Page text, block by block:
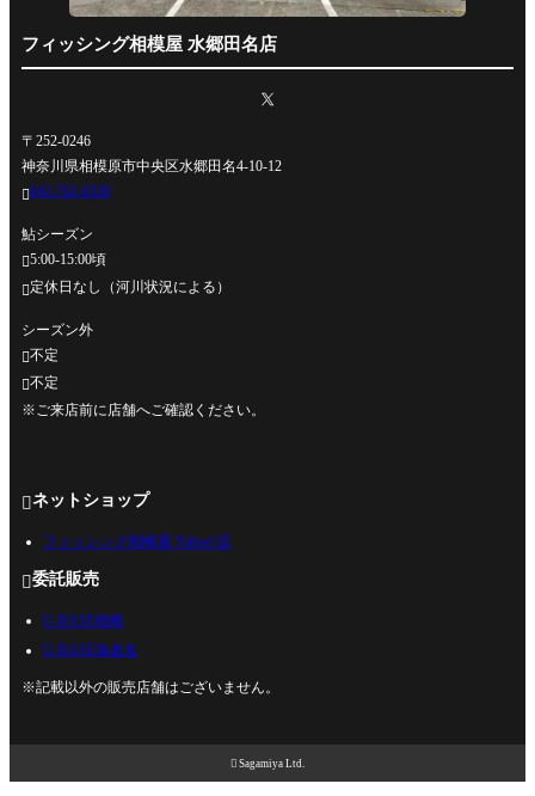
フィッシング相模屋 水郷田名店
〒252-0246
神奈川県相模原市中央区水郷田名4-10-12
042-762-0330
鮎シーズン
5:00-15:00頃
定休日なし（河川状況による）
シーズン外
不定
不定
※ご来店前に店舗へご確認ください。
ネットショップ
フィッシング相模屋 Yahoo!店
委託販売
U-BASE相模
U-BASE海老名
※記載以外の販売店舗はございません。
 Sagamiya Ltd.